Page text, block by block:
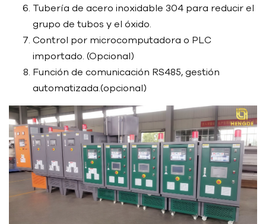
Tubería de acero inoxidable 304 para reducir el
grupo de tubos y el óxido.
Control por microcomputadora o PLC
importado. (Opcional)
Función de comunicación RS485, gestión
automatizada.(opcional)